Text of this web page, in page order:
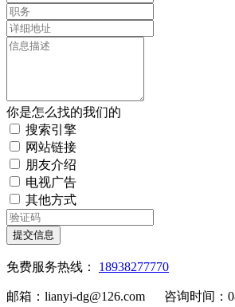
你是怎么找的我们的
搜索引擎
网站链接
朋友介绍
电视广告
其他方式
提交信息
免费服务热线： 18938277770
邮箱：lianyi-dg@126.com 咨询时间：